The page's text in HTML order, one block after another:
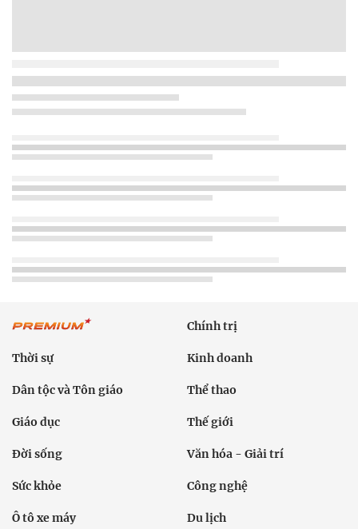
Chính trị
Thời sự Kinh doanh
Dân tộc và Tôn giáo Thể thao
Giáo dục Thế giới
Đời sống Văn hóa - Giải trí
Sức khỏe Công nghệ
Ô tô xe máy Du lịch